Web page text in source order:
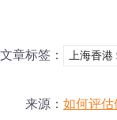
文章标签： 上海香
来源： 如何评